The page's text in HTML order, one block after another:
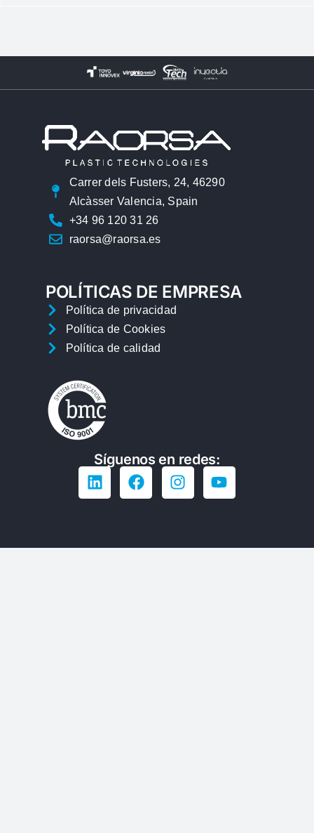
Carrer dels Fusters, 24, 46290
Alcàsser Valencia, Spain
+34 96 120 31 26
raorsa@raorsa.es
POLÍTICAS DE EMPRESA
Política de privacidad
Política de Cookies
Política de calidad
Síguenos en redes: